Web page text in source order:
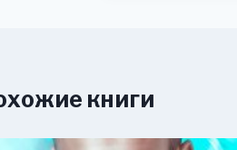
книги